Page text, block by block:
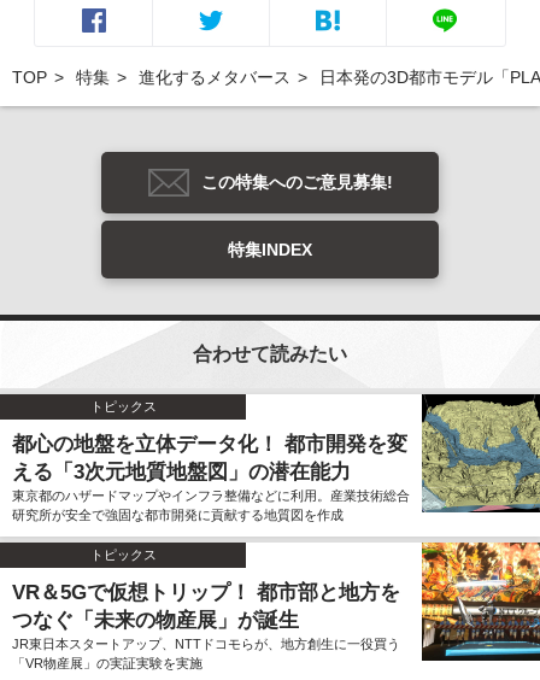
TOP 特集 進化するメタバース 日本発の3D都市モデル「
この特集へのご意見募集!
特集INDEX
合わせて読みたい
トピックス
都心の地盤を立体データ化！ 都市開発を変
える「3次元地質地盤図」の潜在能力
東京都のハザードマップやインフラ整備などに利用。産業技術総合
研究所が安全で強固な都市開発に貢献する地質図を作成
トピックス
VR＆5Gで仮想トリップ！ 都市部と地方を
つなぐ「未来の物産展」が誕生
JR東日本スタートアップ、NTTドコモらが、地方創生に一役買う
「VR物産展」の実証実験を実施